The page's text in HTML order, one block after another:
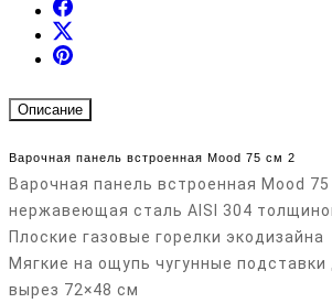
Описание
Варочная панель встроенная Mood 75 см 2
Варочная панель встроенная Mood
нержавеющая сталь AISI 304
Плоские газовые горелки экодизайна
Мягкие на ощупь чугунные
вырез 72×48 см